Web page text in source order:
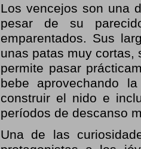
Los vencejos son una
pesar de su
emparentados. Sus
unas patas muy cortas,
permite pasar
bebe aprovechando
construir el nido e
períodos de descanso
Una de las